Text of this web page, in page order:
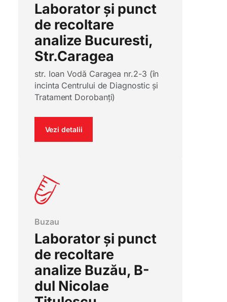
Laborator și punct
de recoltare
analize Bucuresti,
Str.Caragea
str. Ioan Vodă Caragea nr.2-3 (în
incinta Centrului de Diagnostic și
Tratament Dorobanți)
Vezi detalii
Buzau
Laborator și punct
de recoltare
analize Buzău, B-
dul Nicolae